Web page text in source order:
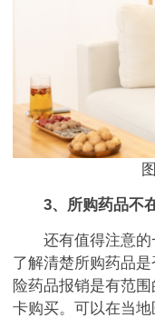
3、所购药品不
还有值得注意的
了解清楚所购药品
险药品报销是有范
卡购买。可以在当